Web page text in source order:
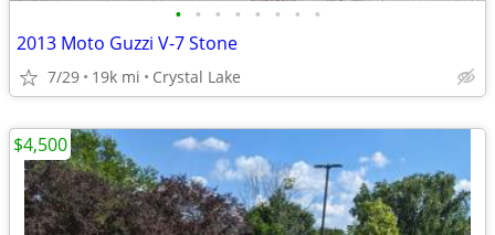
• • • • • • • •
2013 Moto Guzzi V-7 Stone
7/29 19k mi Crystal Lake
$4,500